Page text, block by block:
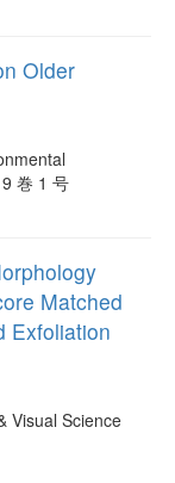
Older
巻 1 号
Matched
Exfoliation
Visual Science